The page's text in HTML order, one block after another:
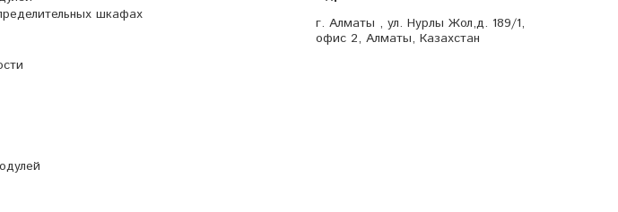
г. Алматы , ул. Нурлы Жол,д. 189/1,
офис 2, Алматы, Казахстан
шкафах